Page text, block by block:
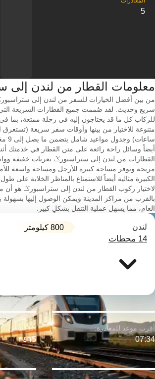
5
معلومات القطار من ‎لندن إلى ‎ستراسبورݣ
من بين أفضل الخيارات للسفر من لندن إلى
سريع وحديث. لقد صُممت جميع القطارات السريعة التي
للركاب كل ما قد يحتاجون إليه في رحلة ممتعة، بما
أيضاً وسائل راحة رائعة على متن القطار في خدمتك
القطارات من لندن إلى ستراسبورݣ بعربات خفيفة
مريحة وتوفر مساحة كبيرة للأرجل ومساحة واسعة
الكبيرة مثالية أيضاً للاستمتاع بالمناظر الخلابة على
لاختيار ركوب القطار من لندن إلى ستراسبورݣ هو أن
بالقرب من مراكز المدينة ويمكن الوصول إليها
العام، مما يسهل عملية التنقل بشكلٍ كبير.
لندن 800 كيلومتر
14 محطات
07:34 $٣٤٦